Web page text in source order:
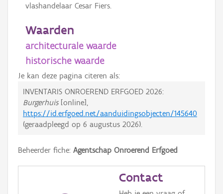
vlashandelaar Cesar Fiers.
Waarden
architecturale waarde
historische waarde
Je kan deze pagina citeren als:
INVENTARIS ONROEREND ERFGOED 2026:
Burgerhuis[online],
https://id.erfgoed.net/aanduidingsobjecten/145640
(geraadpleegd op 6 augustus 2026).
Beheerder fiche: Agentschap Onroerend Erfgoed
Contact